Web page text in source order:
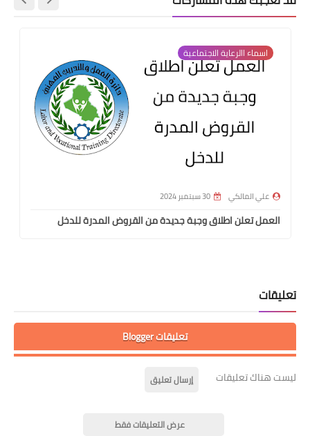
اسماء االرعاية الاجتماعية
علي المالكي 30 سبتمبر 2024
العمل تعلن اطلاق وجبة جديدة من القروض المدرة للدخل
تعليقات
تعليقات Blogger
ليست هناك تعليقات إرسال تعليق
عرض التعليقات فقط